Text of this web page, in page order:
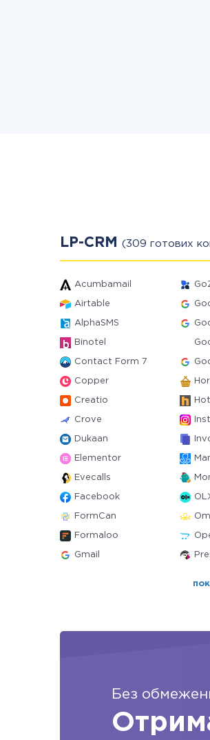
LP-CRM (309 готових
Acumbamail
Airtable
AlphaSMS
Binotel
Contact Form 7
Copper
Creatio
Crove
Dukaan
Elementor
Evecalls
Facebook
FormCan
Formaloo
Gmail
Без